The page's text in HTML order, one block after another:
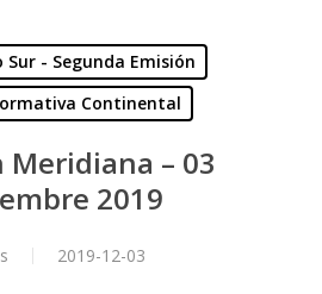
- Segunda Emisión
Continental
Meridiana – 03
2019
2019-12-03